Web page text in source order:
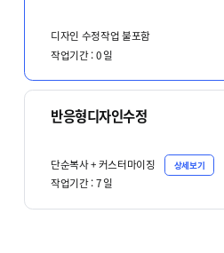
디자인 수정작업 불포함
작업기간 :0일
반응형디자인수정
단순복사 + 커스터마이징 상세보기
작업기간 :7일